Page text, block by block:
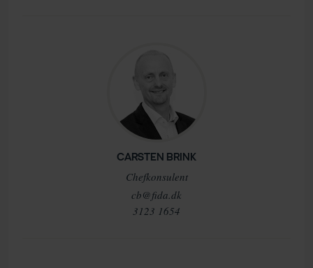
CARSTEN BRINK
Chefkonsulent
cb@fida.dk
3123 1654